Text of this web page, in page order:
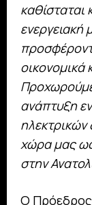
καθίσταται
οικονομικά
ανάπτυξη
χώρα μας
στην
Ο Πρόεδρος